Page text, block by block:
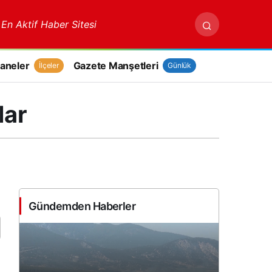
En Aktif Haber Sitesi
İlçeler Gazete Manşetleri Günlük
Gündemden Haberler